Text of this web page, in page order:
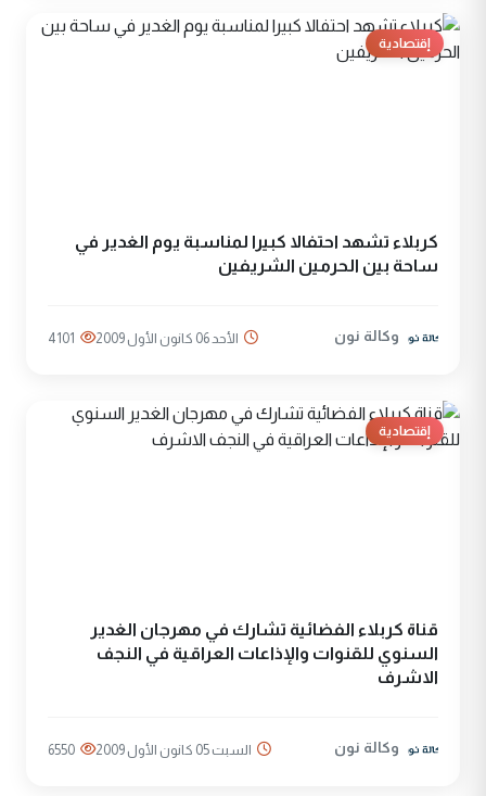
إقتصادية
كربلاء تشهد احتفالا كبيرا لمناسبة يوم الغدير في
ساحة بين الحرمين الشريفين
وكالة نون الأحد 06 كانون الأول 2009 4101
إقتصادية
قناة كربلاء الفضائية تشارك في مهرجان الغدير
السنوي للقنوات والإذاعات العراقية في النجف
الاشرف
وكالة نون السبت 05 كانون الأول 2009 6550